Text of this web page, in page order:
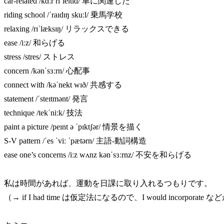
riding school /ˈraɪdɪŋ skuːl/ 乗馬学校
relaxing /rɪˈlæksɪŋ/ リラックスできる
ease /iːz/ 和らげる
stress /stres/ ストレス
concern /kənˈsɜːrn/ 心配事
connect with /kəˈnekt wɪð/ 共感する
statement /ˈsteɪtmənt/ 発言
technique /tekˈniːk/ 技法
paint a picture /peɪnt ə ˈpɪktʃər/ 情景を描く
S-V pattern /ˈes ˈviː ˈpætərn/ 主語‐動詞構造
ease one’s concerns /iːz wʌnz kənˈsɜːrnz/ 不安を和らげる
私は時間があれば、運動を日課に取り入れるつもりです。
（→ if I had time は仮定法になるので、I would incorporate など